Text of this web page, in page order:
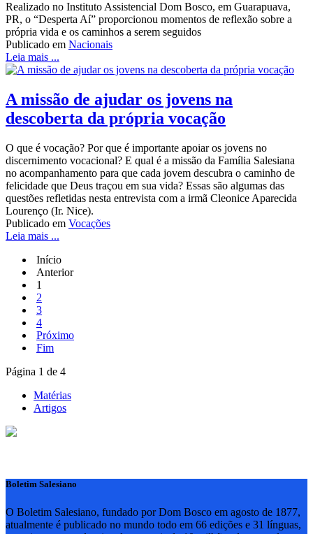
Realizado no Instituto Assistencial Dom Bosco, em Guarapuava,
PR, o “Desperta Aí” proporcionou momentos de reflexão sobre a
própria vida e os caminhos a serem seguidos
Publicado em Nacionais
Leia mais ...
A missão de ajudar os jovens na
descoberta da própria vocação
O que é vocação? Por que é importante apoiar os jovens no
discernimento vocacional? E qual é a missão da Família Salesiana
no acompanhamento para que cada jovem descubra o caminho de
felicidade que Deus traçou em sua vida? Essas são algumas das
questões refletidas nesta entrevista com a irmã Cleonice Aparecida
Lourenço (Ir. Nice).
Publicado em Vocações
Leia mais ...
Início
Anterior
1
2
3
4
Próximo
Fim
Página 1 de 4
Matérias
Artigos
Boletim Salesiano
O Boletim Salesiano, fundado por Dom Bosco em agosto de 1877,
atualmente é publicado no mundo todo em 66 edições e 31 línguas,